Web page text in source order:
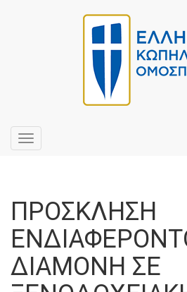
Toggle
navigation
ΠΡΟΣΚΛΗΣΗ
ΔΙΑΜΟΝΗ ΣΕ